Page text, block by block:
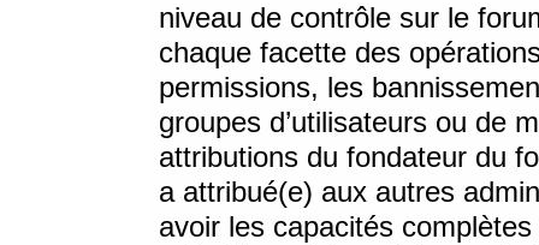
niveau de contrôle sur le
chaque facette des
permissions, les
groupes d’utilisateurs ou de
attributions du fondateur du
a attribué(e) aux autres
avoir les capacités